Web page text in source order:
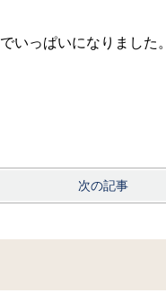
いっぱいになりました。
次の記事